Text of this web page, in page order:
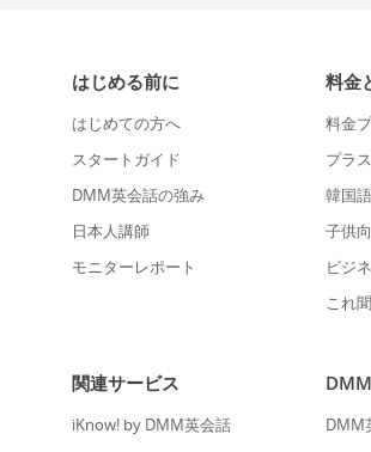
はじめる前に
はじめての方へ
スタートガイド
DMM英会話の強み
日本人講師
モニターレポート
料金
料金
プラ
韓国
子供
ビジ
これ
関連サービス
iKnow! by DMM英会話
DMM